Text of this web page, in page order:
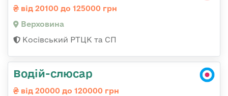
від 20100 до 125000 грн
Верховина
Косівський РТЦК та СП
Водій-слюсар
від 20000 до 120000 грн